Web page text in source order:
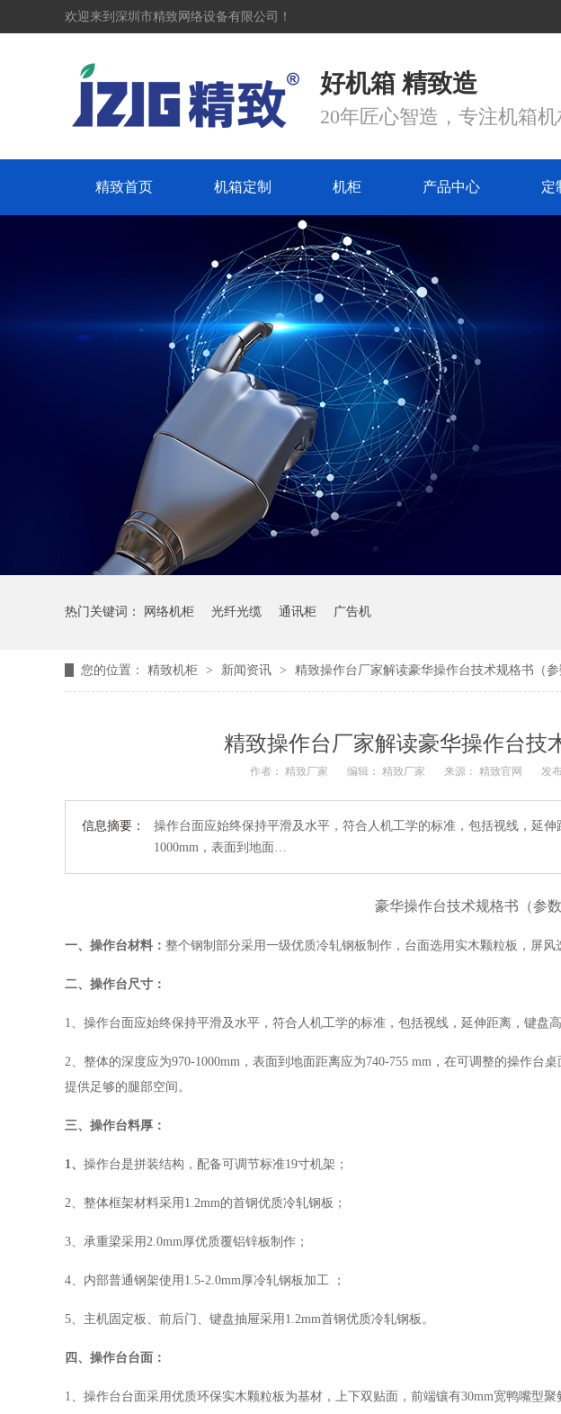
欢迎来到深圳市精致网络设备有限公司！
好机箱 精致造
20年匠心智造，专注机箱
精致首页 机箱定制 机柜 产品中心 定
热门关键词： 网络机柜 光纤光缆 通讯柜 广告机
您的位置： 精致机柜 > 新闻资讯 > 精致操作台厂家解读豪华操作台技术规格书（参
精致操作台厂家解读豪华操作台技
作者： 精致厂家 编辑： 精致厂家 来源： 精致官网 发
信息摘要：
操作台面应始终保持平滑及水平，符合人机工学的标准，包括视线，延
1000mm，表面到地面…
豪华操作台技术规格书（参数
一、操作台材料： 整个钢制部分采用一级优质冷轧钢板制作，台面选用实木颗粒板，屏风
二、操作台尺寸：
1、 操作台面应始终保持平滑及水平，符合人机工学的标准，包括视线，延伸距离，键盘
2、 整体的深度应为970-1000mm，表面到地面距离应为740-755 mm，在可调整的操作台桌
提供足够的腿部空间。
三、操作台料厚：
1、 操作台是拼装结构，配备可调节标准19寸机架；
2、整体框架材料采用 1.2mm的首钢优质冷轧钢板；
3、承重梁采用2.0mm厚优质覆铝锌板制作；
4、 内部普通钢架使用 1.5-2.0mm厚冷轧钢板加工 ；
5、主机固定板、前后门、键盘抽屉采用 1.2mm首钢优质冷轧钢板。
四、操作台台面：
1、操作台台面采用优质环保实木颗粒板为基材，上下双贴面，前端镶有30mm宽鸭嘴型聚